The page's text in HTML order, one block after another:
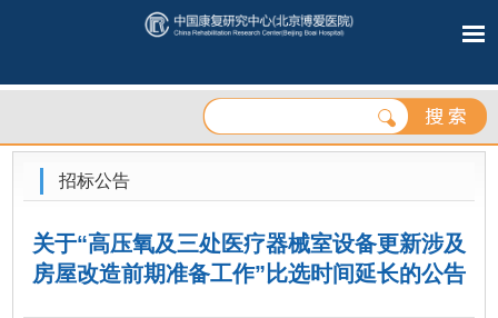
招标公告
关于“高压氧及三处医疗器械室设备更新涉及
房屋改造前期准备工作”比选时间延长的公告